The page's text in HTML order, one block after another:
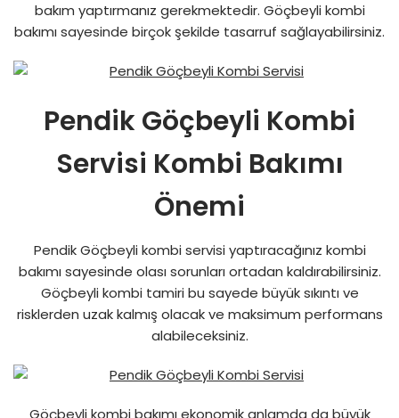
bakım yaptırmanız gerekmektedir. Göçbeyli kombi
bakımı sayesinde birçok şekilde tasarruf sağlayabilirsiniz.
Pendik Göçbeyli Kombi
Servisi Kombi Bakımı
Önemi
Pendik Göçbeyli kombi servisi yaptıracağınız kombi
bakımı sayesinde olası sorunları ortadan kaldırabilirsiniz.
Göçbeyli kombi tamiri bu sayede büyük sıkıntı ve
risklerden uzak kalmış olacak ve maksimum performans
alabileceksiniz.
Göçbeyli kombi bakımı ekonomik anlamda da büyük